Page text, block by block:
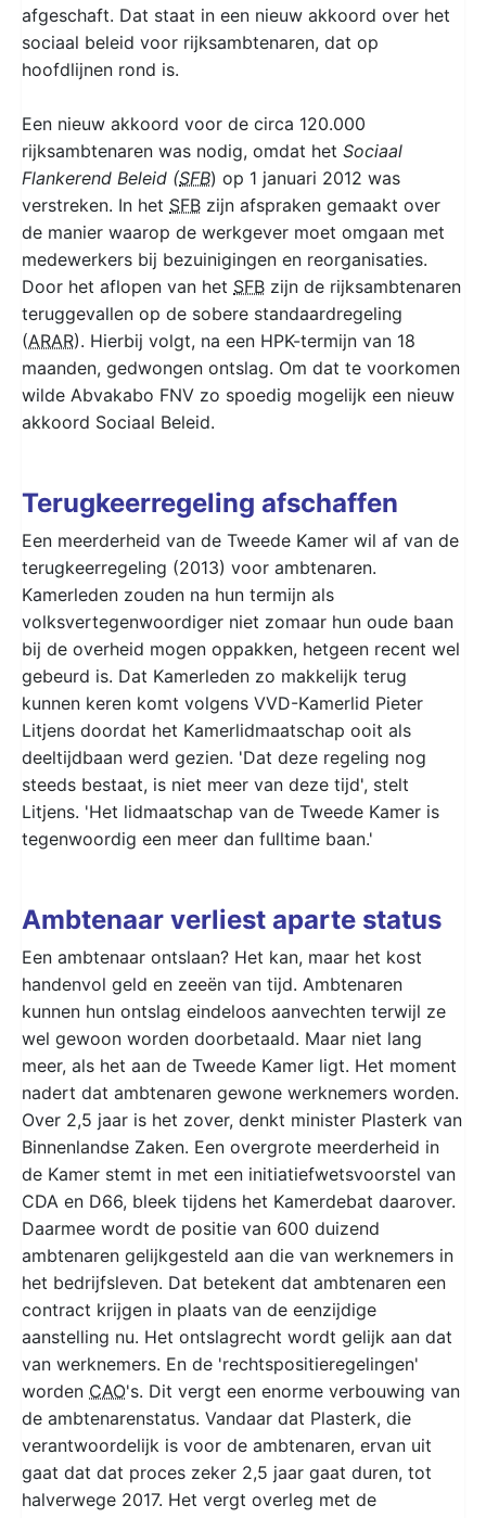
afgeschaft. Dat staat in een nieuw akkoord over het
sociaal beleid voor rijksambtenaren, dat op
hoofdlijnen rond is.
Een nieuw akkoord voor de circa 120.000
rijksambtenaren was nodig, omdat het Sociaal
Flankerend Beleid (SFB) op 1 januari 2012 was
verstreken. In het SFB zijn afspraken gemaakt over
de manier waarop de werkgever moet omgaan met
medewerkers bij bezuinigingen en reorganisaties.
Door het aflopen van het SFB zijn de rijksambtenaren
teruggevallen op de sobere standaardregeling
(ARAR). Hierbij volgt, na een HPK-termijn van 18
maanden, gedwongen ontslag. Om dat te voorkomen
wilde Abvakabo FNV zo spoedig mogelijk een nieuw
akkoord Sociaal Beleid.
Terugkeerregeling afschaffen
Een meerderheid van de Tweede Kamer wil af van de
terugkeerregeling (2013) voor ambtenaren.
Kamerleden zouden na hun termijn als
volksvertegenwoordiger niet zomaar hun oude baan
bij de overheid mogen oppakken, hetgeen recent wel
gebeurd is. Dat Kamerleden zo makkelijk terug
kunnen keren komt volgens VVD-Kamerlid Pieter
Litjens doordat het Kamerlidmaatschap ooit als
deeltijdbaan werd gezien. 'Dat deze regeling nog
steeds bestaat, is niet meer van deze tijd', stelt
Litjens. 'Het lidmaatschap van de Tweede Kamer is
tegenwoordig een meer dan fulltime baan.'
Ambtenaar verliest aparte status
Een ambtenaar ontslaan? Het kan, maar het kost
handenvol geld en zeeën van tijd. Ambtenaren
kunnen hun ontslag eindeloos aanvechten terwijl ze
wel gewoon worden doorbetaald. Maar niet lang
meer, als het aan de Tweede Kamer ligt. Het moment
nadert dat ambtenaren gewone werknemers worden.
Over 2,5 jaar is het zover, denkt minister Plasterk van
Binnenlandse Zaken. Een overgrote meerderheid in
de Kamer stemt in met een initiatiefwetsvoorstel van
CDA en D66, bleek tijdens het Kamerdebat daarover.
Daarmee wordt de positie van 600 duizend
ambtenaren gelijkgesteld aan die van werknemers in
het bedrijfsleven. Dat betekent dat ambtenaren een
contract krijgen in plaats van de eenzijdige
aanstelling nu. Het ontslagrecht wordt gelijk aan dat
van werknemers. En de 'rechtspositieregelingen'
worden CAO's. Dit vergt een enorme verbouwing van
de ambtenarenstatus. Vandaar dat Plasterk, die
verantwoordelijk is voor de ambtenaren, ervan uit
gaat dat dat proces zeker 2,5 jaar gaat duren, tot
halverwege 2017. Het vergt overleg met de